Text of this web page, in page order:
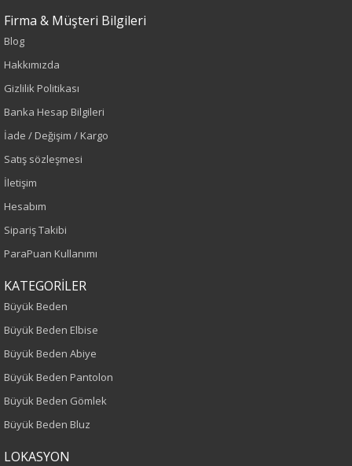
Renk
Saks
Sezon
İlkbahar-Yaz
Yetişkin
Kalıp
Büyük Beden
Firma & Müşteri Bilgileri
Blog
Hakkımızda
Gizlilik Politikası
Banka Hesap Bilgileri
İade / Değişim / Kargo
Satış sözleşmesi
İletişim
Hesabım
Sipariş Takibi
ParaPuan Kullanımı
KATEGORİLER
Büyük Beden
Büyük Beden Elbise
Büyük Beden Abiye
Büyük Beden Pantolon
Büyük Beden Gömlek
Büyük Beden Bluz
LOKASYON